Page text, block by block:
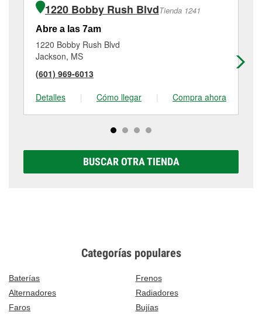
1220 Bobby Rush BlvdTienda 1241
Abre a las 7am
1220 Bobby Rush Blvd
Jackson, MS
(601) 969-6013
Detalles
| Cómo llegar | Compra ahora
BUSCAR OTRA TIENDA
Categorías populares
Baterías
Frenos
Alternadores
Radiadores
Faros
Bujías